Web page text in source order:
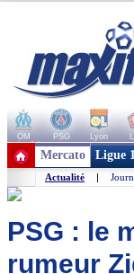
OM PSG Lyon
+ de clubs
Mercato Ligue
Actualité |
PSG : le
rumeur